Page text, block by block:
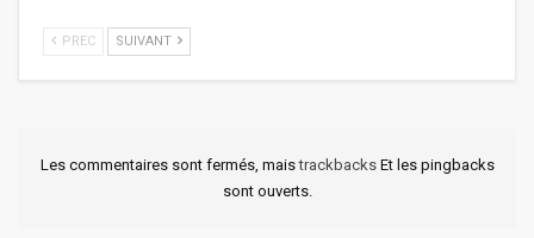
PREC SUIVANT
Les commentaires sont fermés, maistrackbacks Et les pingbacks
sont ouverts.